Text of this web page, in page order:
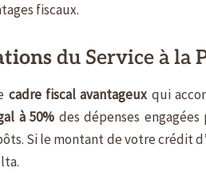
fiscaux.
du Service à la
cadre fiscal avantageux qui
à 50% des dépenses
Si le montant de votre crédit